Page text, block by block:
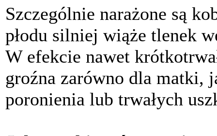
Szczególnie narażone są
płodu silniej wiąże tlenek
W efekcie nawet
groźna zarówno dla matki,
poronienia lub trwałych